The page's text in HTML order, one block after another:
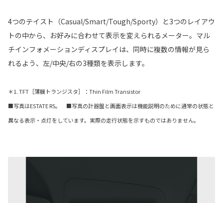
4つのテイスト（Casual/Smart/Tough/Sporty）と3つのレイアウ
トの中から、お好みに合わせて表示を変えられるメーター。マル
チインフォメーションディスプレイは、同時に複数の情報が見ら
れるよう、左/中央/右の3種類を表示します。
＊1. TFT［薄膜トランジスタ］：Thin Film Transistor
■写真はESTATE RS。 ■写真の計器盤と画面表示は機能説明のために通常の状態と
異なる表示・点灯をしています。実際の走行状態を示すものではありません。